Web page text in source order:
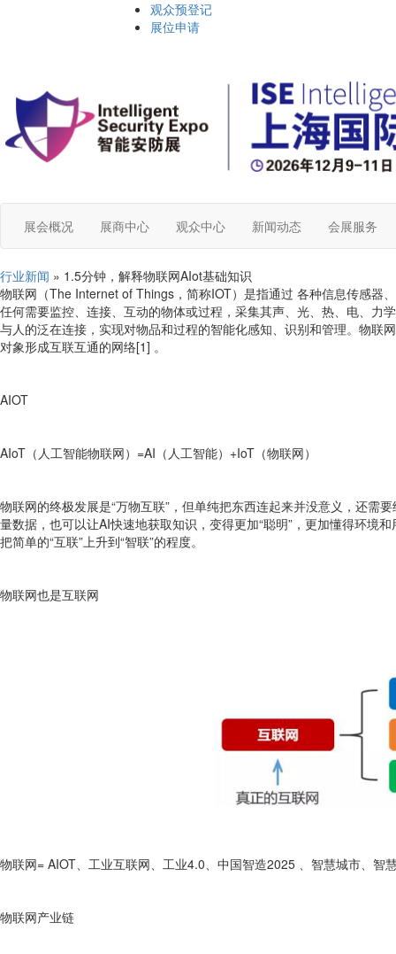
观众预登记
展位申请
展会概况 展商中心 观众中心 新闻动态 会展服务
行业新闻 » 1.5分钟，解释物联网AIot基础知识
物联网（The Internet of Things，简称IOT）是指通过 各种信息传感器
任何需要监控、连接、互动的物体或过程，采集其声、光、热、电、力
与人的泛在连接，实现对物品和过程的智能化感知、识别和管理。物联
对象形成互联互通的网络[1] 。
AIOT
AIoT（人工智能物联网）=AI（人工智能）+IoT（物联网）
物联网的终极发展是“万物互联”，但单纯把东西连起来并没意义，还需
量数据，也可以让AI快速地获取知识，变得更加“聪明”，更加懂得环境
把简单的“互联”上升到“智联”的程度。
物联网也是互联网
物联网= AIOT、工业互联网、工业4.0、中国智造2025 、智慧城市、智
物联网产业链